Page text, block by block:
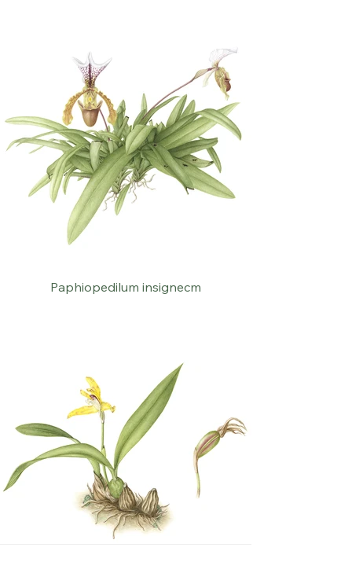
Paphiopedilum insignecm